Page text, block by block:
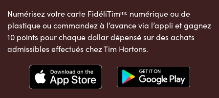
Numérisez votre carte FidéliTimᵐᶜ numérique ou de
plastique ou commandez à l’avance via l’appli et gagnez
10 points pour chaque dollar dépensé sur des achats
admissibles effectués chez Tim Hortons.